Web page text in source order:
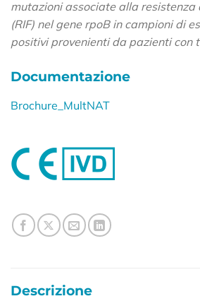
mutazioni associate alla
(RIF) nel gene rpoB in campioni di
positivi provenienti da pazienti con
Documentazione
Brochure_MultNAT
Descrizione